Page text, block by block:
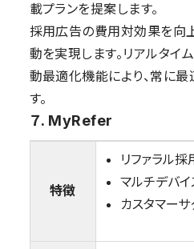
載プランを提案します。
採用広告の費用対効果を向
動を実現します。リアルタイ
動最適化機能により、常に
す。
７. MyRefer
特徴
リファラル
マルチデバ
カスタマー